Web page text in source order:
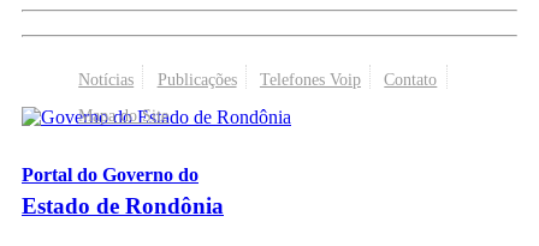
Notícias Publicações Telefones Voip
Contato
Mapa do Site
Portal do Governo do
Estado de Rondônia